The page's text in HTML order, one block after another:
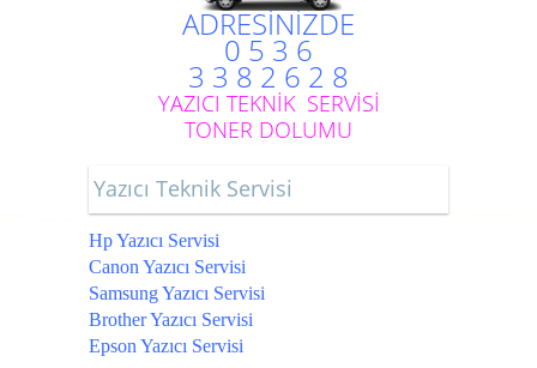
ADRESİNİZDE
0 5 3 6
3 3 8 2 6 2 8
YAZICI TEKNİK SERVİSİ
TONER DOLUMU
Yazıcı Teknik Servisi
Hp Yazıcı Servisi
Canon Yazıcı Servisi
Samsung Yazıcı Servisi
Brother Yazıcı Servisi
Epson Yazıcı Servisi